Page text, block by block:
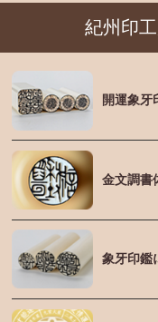
紀州印
開運象牙
金文調書
象牙印鑑